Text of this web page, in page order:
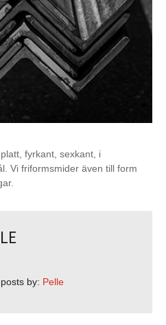
fyrkant, sexkant, i
Vi friformsmider även till form
by: Pelle